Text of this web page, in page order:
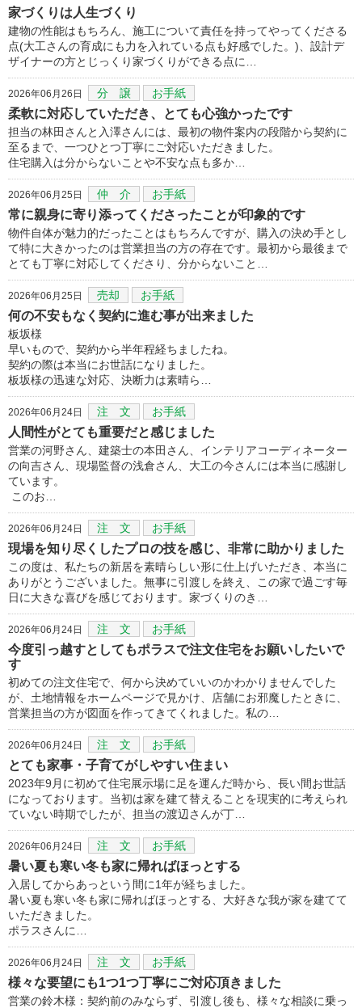
家づくりは人生づくり
建物の性能はもちろん、施工について責任を持ってやってくださる
点(大工さんの育成にも力を入れている点も好感でした。)、設計デ
ザイナーの方とじっくり家づくりができる点に…
2026年06月26日 分 譲 お手紙
柔軟に対応していただき、とても心強かったです
担当の林田さんと入澤さんには、最初の物件案内の段階から契約に
至るまで、一つひとつ丁寧にご対応いただきました。
住宅購入は分からないことや不安な点も多か…
2026年06月25日 仲 介 お手紙
常に親身に寄り添ってくださったことが印象的です
物件自体が魅力的だったことはもちろんですが、購入の決め手とし
て特に大きかったのは営業担当の方の存在です。最初から最後まで
とても丁寧に対応してくださり、分からないこと…
2026年06月25日 売却 お手紙
何の不安もなく契約に進む事が出来ました
板坂様
早いもので、契約から半年程経ちましたね。
契約の際は本当にお世話になりました。
板坂様の迅速な対応、決断力は素晴ら…
2026年06月24日 注 文 お手紙
人間性がとても重要だと感じました
営業の河野さん、建築士の本田さん、インテリアコーディネーター
の向吉さん、現場監督の浅倉さん、大工の今さんには本当に感謝し
ています。
このお…
2026年06月24日 注 文 お手紙
現場を知り尽くしたプロの技を感じ、非常に助かりました
この度は、私たちの新居を素晴らしい形に仕上げいただき、本当に
ありがとうございました。無事に引渡しを終え、この家で過ごす毎
日に大きな喜びを感じております。家づくりのき…
2026年06月24日 注 文 お手紙
今度引っ越すとしてもポラスで注文住宅をお願いしたいで
す
初めての注文住宅で、何から決めていいのかわかりませんでした
が、土地情報をホームページで見かけ、店舗にお邪魔したときに、
営業担当の方が図面を作ってきてくれました。私の…
2026年06月24日 注 文 お手紙
とても家事・子育てがしやすい住まい
2023年9月に初めて住宅展示場に足を運んだ時から、長い間お世話
になっております。当初は家を建て替えることを現実的に考えられ
ていない時期でしたが、担当の渡辺さんが丁…
2026年06月24日 注 文 お手紙
暑い夏も寒い冬も家に帰ればほっとする
入居してからあっという間に1年が経ちました。
暑い夏も寒い冬も家に帰ればほっとする、大好きな我が家を建てて
いただきました。
ポラスさんに…
2026年06月24日 注 文 お手紙
様々な要望にも1つ1つ丁寧にご対応頂きました
営業の鈴木様：契約前のみならず、引渡し後も、様々な相談に乗っ